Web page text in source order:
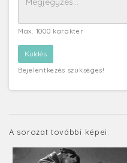
Max. 1000 karakter
Bejelentkezés szükséges!
A sorozat további képei: